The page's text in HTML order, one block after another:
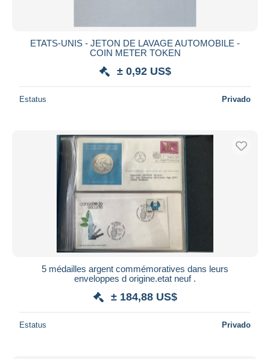
ETATS-UNIS - JETON DE LAVAGE AUTOMOBILE -
COIN METER TOKEN
± 0,92 US$
Estatus Privado
5 médailles argent commémoratives dans leurs
enveloppes d origine.etat neuf .
± 184,88 US$
Estatus Privado